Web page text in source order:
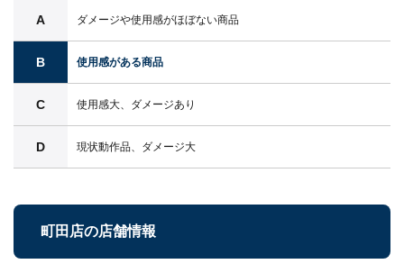
A ダメージや使用感がほぼない商品
B 使用感がある商品
C 使用感大、ダメージあり
D 現状動作品、ダメージ大
町田店の店舗情報